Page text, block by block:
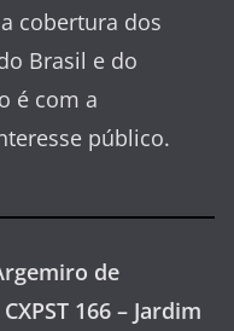
cobertura dos
Brasil e do
é com a
público.
de
166 – Jardim